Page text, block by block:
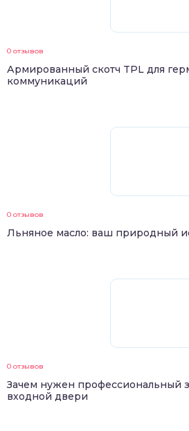
0 отзывов
Армированный скотч TPL для
коммуникаций
0 отзывов
Льняное масло: ваш природный
0 отзывов
Зачем нужен профессиональный
входной двери